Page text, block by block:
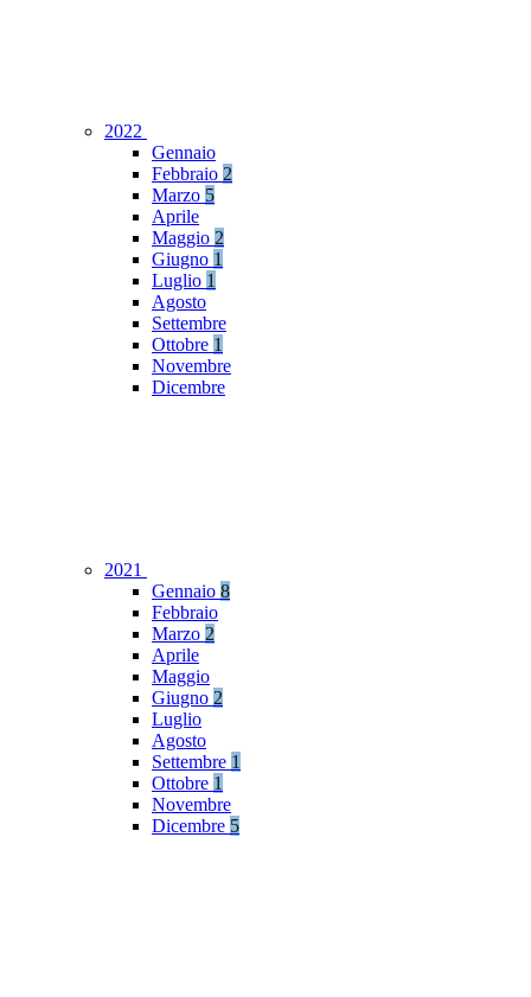
2022
Gennaio
Febbraio 2
Marzo 5
Aprile
Maggio 2
Giugno 1
Luglio 1
Agosto
Settembre
Ottobre 1
Novembre
Dicembre
2021
Gennaio 8
Febbraio
Marzo 2
Aprile
Maggio
Giugno 2
Luglio
Agosto
Settembre 1
Ottobre 1
Novembre
Dicembre 5